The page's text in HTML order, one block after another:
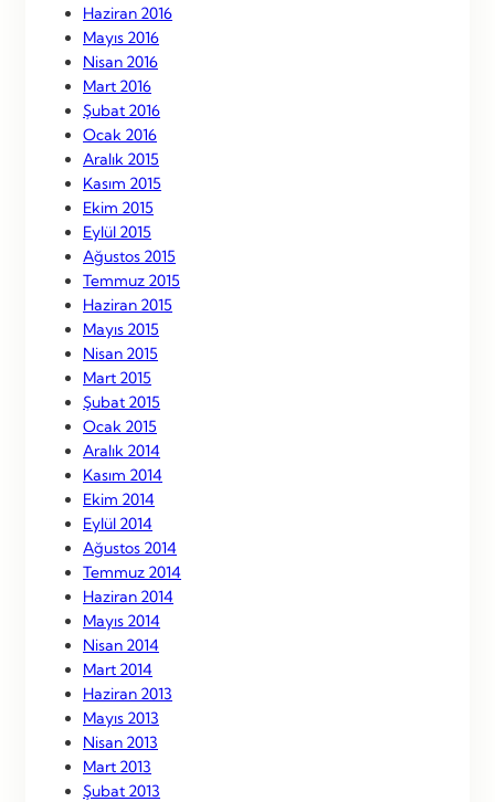
Haziran 2016
Mayıs 2016
Nisan 2016
Mart 2016
Şubat 2016
Ocak 2016
Aralık 2015
Kasım 2015
Ekim 2015
Eylül 2015
Ağustos 2015
Temmuz 2015
Haziran 2015
Mayıs 2015
Nisan 2015
Mart 2015
Şubat 2015
Ocak 2015
Aralık 2014
Kasım 2014
Ekim 2014
Eylül 2014
Ağustos 2014
Temmuz 2014
Haziran 2014
Mayıs 2014
Nisan 2014
Mart 2014
Haziran 2013
Mayıs 2013
Nisan 2013
Mart 2013
Şubat 2013